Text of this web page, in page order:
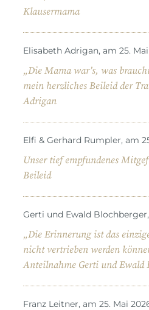
Klausermama
Elisabeth Adrigan, am 25.
„Die Mama war’s, was
mein herzliches Beileid der
Adrigan
Elfi & Gerhard Rumpler, am
Unser tief empfundenes
Beileid
Gerti und Ewald
„Die Erinnerung ist das
nicht vertrieben werden
Anteilnahme Gerti und Ewald
Franz Leitner, am 25. Mai